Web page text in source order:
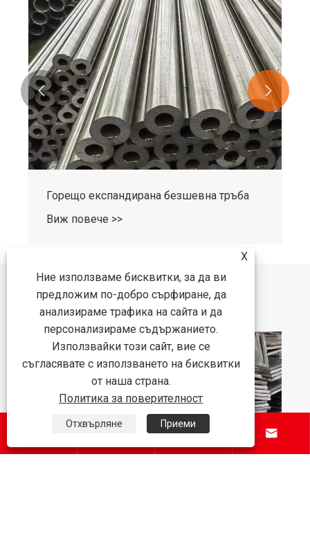
 
Препоръки за новини
Как стоманата със специална форма
подобрява модерните строителни
проекти?
Виж повече >>
 
X
Ние използваме бисквитки, за да ви
предложим по-добро сърфиране, да
анализираме трафика на сайта и да
персонализираме съдържанието.
Използвайки този сайт, вие се
съгласявате с използването на бисквитки
от наша страна.
Политика за поверителност
Отхвърляне Приеми